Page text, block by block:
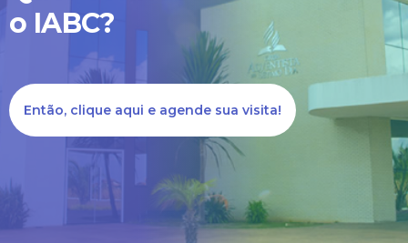
o IABC?
Então, clique aqui e agende sua visita!
diretamente conosco ligue
no número (62) 3395-
8002.
Estou ciente - Fechar Aviso